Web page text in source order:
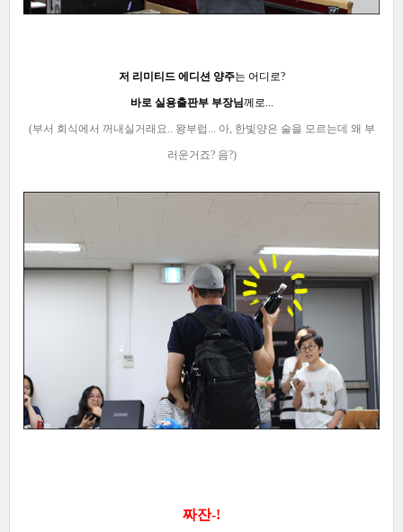
저 리미티드 에디션 양주는 어디로?
바로 실용출판부 부장님께로...
(부서 회식에서 꺼내실거래요.. 왕부럽... 아, 한빛양은 술을 모르는데 왜 부
러운거죠? 음?)
짜잔-!